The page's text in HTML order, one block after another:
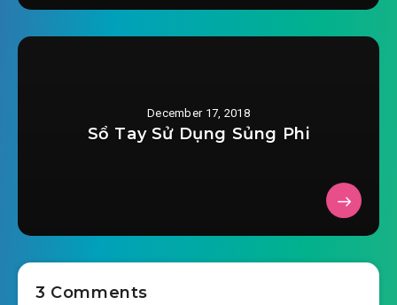
#37: Tiền Tam Giáp
#41: Kim Lân hóa long
December 17, 2018
Sổ Tay Sử Dụng Sủng Phi
3 Comments